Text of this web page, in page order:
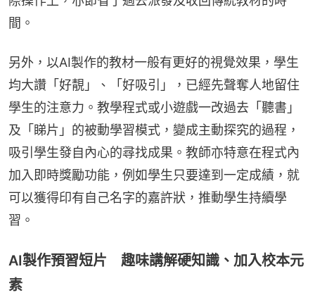
間。
另外，以AI製作的教材一般有更好的視覺效果，學生
均大讚「好靚」、「好吸引」，已經先聲奪人地留住
學生的注意力。教學程式或小遊戲一改過去「聽書」
及「睇片」的被動學習模式，變成主動探究的過程，
吸引學生發自內心的尋找成果。教師亦特意在程式內
加入即時獎勵功能，例如學生只要達到一定成績，就
可以獲得印有自己名字的嘉許狀，推動學生持續學
習。
AI製作預習短片 趣味講解硬知識、加入校本元
素